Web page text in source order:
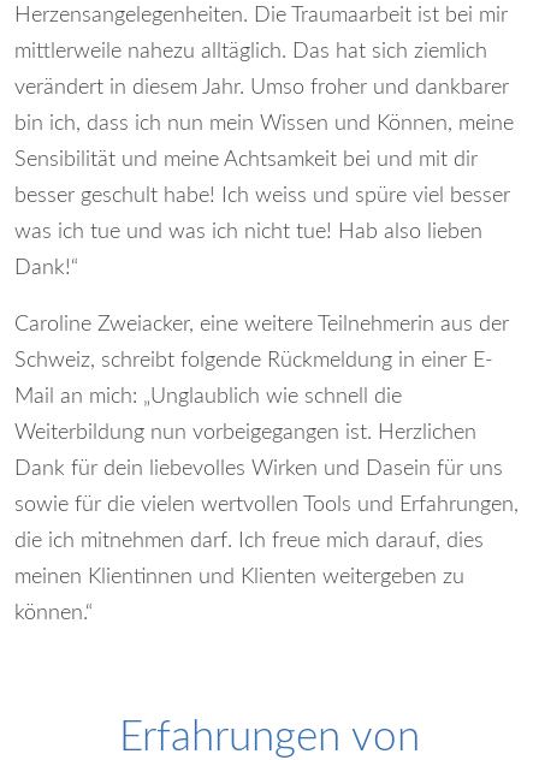
Herzensangelegenheiten. Die Traumaarbeit ist bei mir
mittlerweile nahezu alltäglich. Das hat sich ziemlich
verändert in diesem Jahr. Umso froher und dankbarer
bin ich, dass ich nun mein Wissen und Können, meine
Sensibilität und meine Achtsamkeit bei und mit dir
besser geschult habe! Ich weiss und spüre viel besser
was ich tue und was ich nicht tue! Hab also lieben
Dank!“
Caroline Zweiacker, eine weitere Teilnehmerin aus der
Schweiz, schreibt folgende Rückmeldung in einer E-
Mail an mich: „Unglaublich wie schnell die
Weiterbildung nun vorbeigegangen ist. Herzlichen
Dank für dein liebevolles Wirken und Dasein für uns
sowie für die vielen wertvollen Tools und Erfahrungen,
die ich mitnehmen darf. Ich freue mich darauf, dies
meinen Klientinnen und Klienten weitergeben zu
können.“
Erfahrungen von